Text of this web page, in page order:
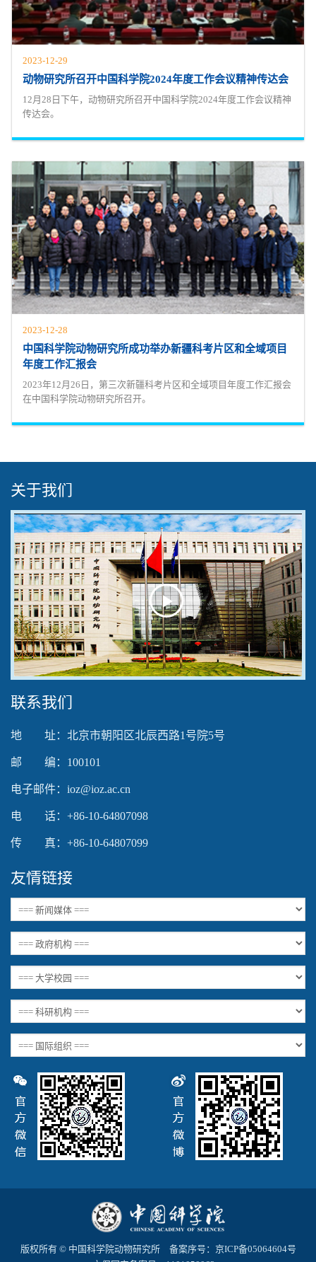
2023-12-29
动物研究所召开中国科学院2024年度工作会议精神传达会
12月28日下午，动物研究所召开中国科学院2024年度工作会议精神
传达会。
2023-12-28
中国科学院动物研究所成功举办新疆科考片区和全域项目
年度工作汇报会
2023年12月26日，第三次新疆科考片区和全域项目年度工作汇报会
在中国科学院动物研究所召开。
关于我们
Play
Video
联系我们
地 址：北京市朝阳区北辰西路1号院5号
邮 编：100101
电子邮件：ioz@ioz.ac.cn
电 话：+86-10-64807098
传 真：+86-10-64807099
友情链接
版权所有 © 中国科学院动物研究所 备案序号： 京ICP备05064604号